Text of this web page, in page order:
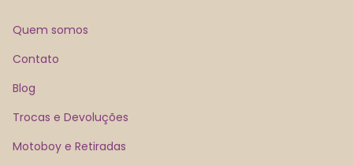
Quem somos
Contato
Blog
Trocas e Devoluções
Motoboy e Retiradas